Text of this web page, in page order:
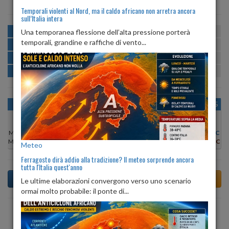
MATTINA min:21º max:28º U:67%
POMERIGGIO min:28º max:31º
SERA min:23º max:31º U:80% 85%
NOTTE min: 21º max:23º U:84%
OGGI
Min:
29°C
Max:30°C
LUN 10
Min:
Max:31°C
MAR 11
Min:28°C
Max:32°C
MER 12
Min:
29°C
Max:32°C
GIO 13
Max:29°C
VEN 14
Min:28°C
Max:29°C
SAB 15
28°C
Max:29°C
Previsioni del Tempo a Terlizzi di domani
Temporali violenti al Nord, ma il caldo africano non arretra ancora
sull’Italia intera
Una temporanea flessione dell’alta pressione porterà
temporali, grandine e raffiche di vento...
Meteo
Ferragosto dirà addio alla tradizione? Il meteo sorprende ancora
tutta l'Italia quest'anno
Le ultime elaborazioni convergono verso uno scenario
ormai molto probabile: il ponte di...